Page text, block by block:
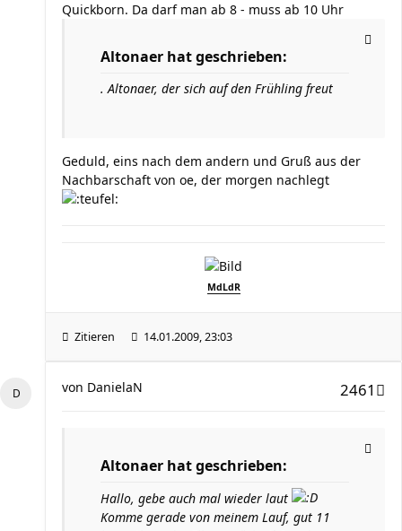
Quickborn. Da darf man ab 8 - muss ab 10 Uhr
Altonaer hat geschrieben:
. Altonaer, der sich auf den Frühling freut
Geduld, eins nach dem andern und Gruß aus der
Nachbarschaft von oe, der morgen nachlegt
MdLdR
Zitieren 14.01.2009, 23:03
2461
von DanielaN
Altonaer hat geschrieben:
Hallo, gebe auch mal wieder laut
Komme gerade von meinem Lauf, gut 11